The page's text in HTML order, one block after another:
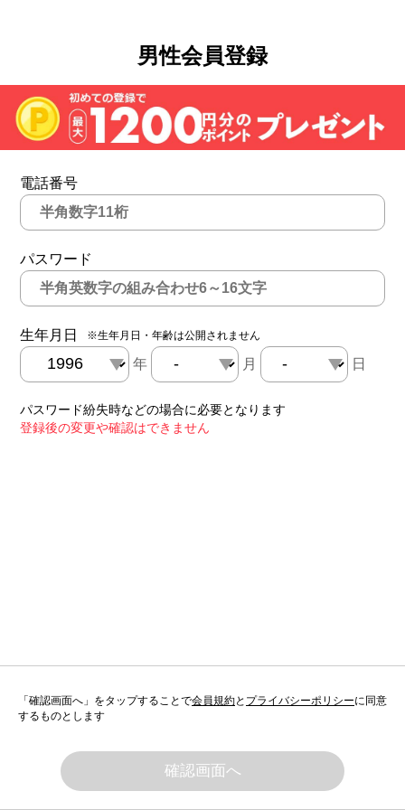
男性会員登録
電話番号
パスワード
生年月日 ※生年月日・年齢は公開されません
年 月 日
パスワード紛失時などの場合に必要となります
登録後の変更や確認はできません
「確認画面へ」をタップすることで会員規約と プライバシーポリシーに同意
するものとします
確認画面へ